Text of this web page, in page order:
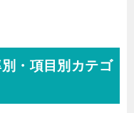
・項目別カテゴ